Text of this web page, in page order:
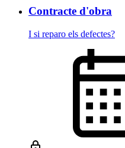
Contracte d'obra
I si reparo els defectes?